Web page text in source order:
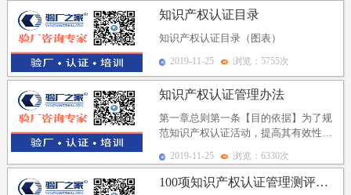
知识产权认证目录
知识产权认证目录（图表）
2019-11-25 浏览：5755次
知识产权认证管理办法
第一章总则第一条【目的依据】为了规
范知识产权认证活动，提高其有效性，
专利法》、《中华人...
2019-11-25 浏览：6330次
100项知识产权认证管理测评指标